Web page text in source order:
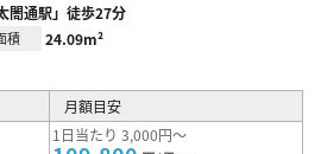
閤通駅」徒歩27分
積 24.09m²
月額目安
1日当たり 3,000円～